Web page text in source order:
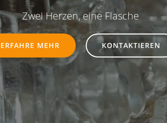
Zwei Herzen, eine Flasche
ERFAHRE MEHR KONTAKTIEREN